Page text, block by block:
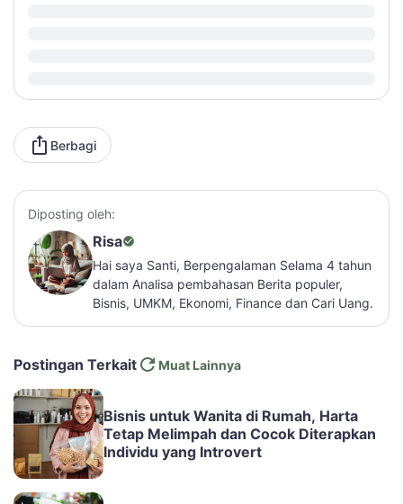
Berbagi
Diposting oleh:
Risa
Hai saya Santi, Berpengalaman Selama 4 tahun
dalam Analisa pembahasan Berita populer,
Bisnis, UMKM, Ekonomi, Finance dan Cari Uang.
Postingan Terkait Muat Lainnya
Bisnis untuk Wanita di Rumah, Harta
Tetap Melimpah dan Cocok Diterapkan
Individu yang Introvert